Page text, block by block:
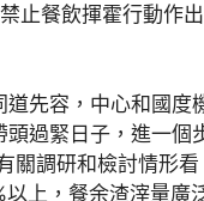
止餐飲揮霍行動作
先容，中心和國
過緊日子，進一
關調研和檢討情形
上，餐余渣滓量廣